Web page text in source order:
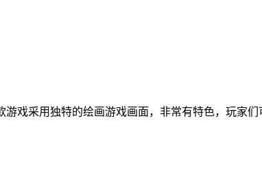
游戏采用独特的绘画游戏画面，非常有特色，玩家们